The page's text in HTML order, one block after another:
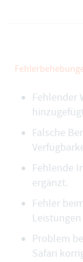
Fehlender
Falsche
Fehlende
ergänzt.
Fehler
Problem
Safari